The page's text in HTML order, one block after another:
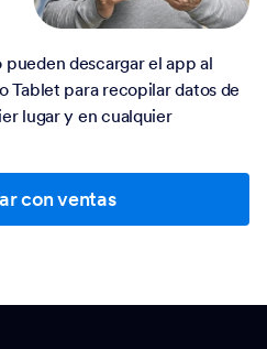
descargar el app al
Tablet para recopilar datos de
lugar y en cualquier
con ventas